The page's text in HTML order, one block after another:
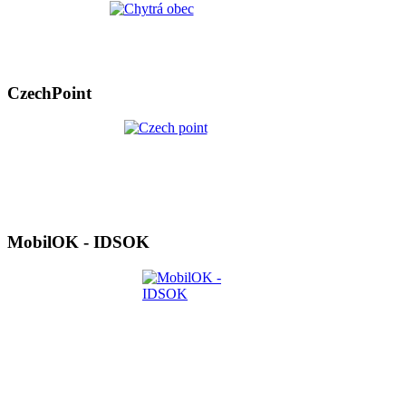
CzechPoint
MobilOK - IDSOK